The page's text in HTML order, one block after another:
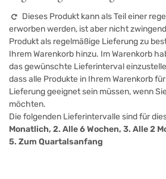
Dieses Produkt kann als Teil einer
erworben werden, ist aber nicht
Produkt als regelmäßige Lieferung zu
Ihrem Warenkorb hinzu. Im Warenkorb
das gewünschte Lieferinterval
dass alle Produkte in Ihrem Warenkorb
Lieferung geeignet sein müssen, wenn
möchten.
Die folgenden Lieferintervalle sind für
Monatlich, 2. Alle 6 Wochen, 3. Alle 2
5. Zum Quartalsanfang